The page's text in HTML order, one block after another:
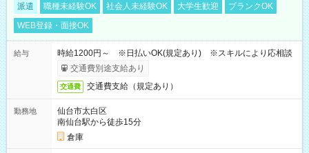
派遣 職種未経験OK 社会人未経験OK 大学生歓迎
ブランクOK
WEB登録・面接OK
給与
時給1200円～ ※日払いOK(規定あり) ※スキルにより応相談
交通費別途支給あり
交通費 交通費支給（規定あり）
勤務地
仙台市太白区
南仙台駅から徒歩15分
倉庫